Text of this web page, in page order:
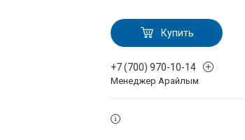
Купить
+7 (700) 970-10-14
Менеджер Арайлым